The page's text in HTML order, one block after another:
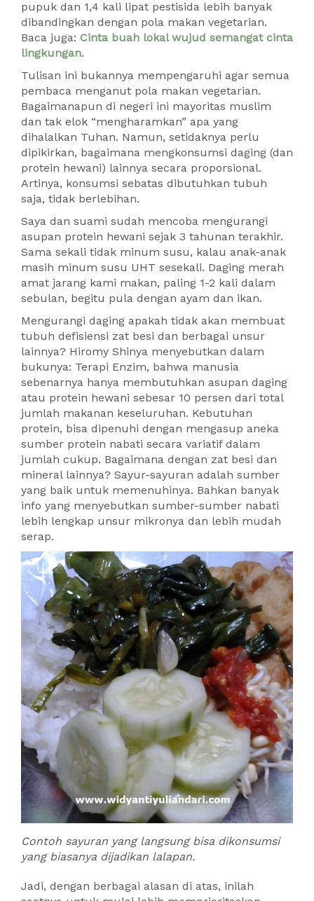
pupuk dan 1,4 kali lipat pestisida lebih banyak
dibandingkan dengan pola makan vegetarian.
Baca juga: Cinta buah lokal wujud semangat cinta
lingkungan.
Tulisan ini bukannya mempengaruhi agar semua
pembaca menganut pola makan vegetarian.
Bagaimanapun di negeri ini mayoritas muslim
dan tak elok “mengharamkan” apa yang
dihalalkan Tuhan. Namun, setidaknya perlu
dipikirkan, bagaimana mengkonsumsi daging (dan
protein hewani) lainnya secara proporsional.
Artinya, konsumsi sebatas dibutuhkan tubuh
saja, tidak berlebihan.
Saya dan suami sudah mencoba mengurangi
asupan protein hewani sejak 3 tahunan terakhir.
Sama sekali tidak minum susu, kalau anak-anak
masih minum susu UHT sesekali. Daging merah
amat jarang kami makan, paling 1-2 kali dalam
sebulan, begitu pula dengan ayam dan ikan.
Mengurangi daging apakah tidak akan membuat
tubuh defisiensi zat besi dan berbagai unsur
lainnya? Hiromy Shinya menyebutkan dalam
bukunya: Terapi Enzim, bahwa manusia
sebenarnya hanya membutuhkan asupan daging
atau protein hewani sebesar 10 persen dari total
jumlah makanan keseluruhan. Kebutuhan
protein, bisa dipenuhi dengan mengasup aneka
sumber protein nabati secara variatif dalam
jumlah cukup. Bagaimana dengan zat besi dan
mineral lainnya? Sayur-sayuran adalah sumber
yang baik untuk memenuhinya. Bahkan banyak
info yang menyebutkan sumber-sumber nabati
lebih lengkap unsur mikronya dan lebih mudah
serap.
Contoh sayuran yang langsung bisa dikonsumsi
yang biasanya dijadikan lalapan.
Jadi, dengan berbagai alasan di atas, inilah